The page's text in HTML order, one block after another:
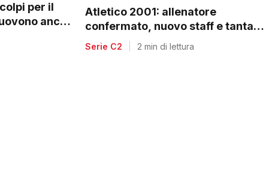
per il
anche
Atletico 2001: allenatore
confermato, nuovo staff e tanta
voglia di riscatto dopo la
retrocessione
Serie C2 2 min di lettura